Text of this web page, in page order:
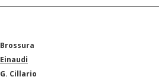
Brossura
Einaudi
G. Cillario